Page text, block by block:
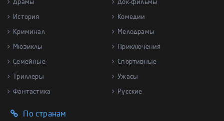
Драмы Док-фильмы
История Комедии
Криминал Мелодрамы
Мюзиклы Приключения
Семейные Спортивные
Триллеры Ужасы
Фантастика Русские
По странам